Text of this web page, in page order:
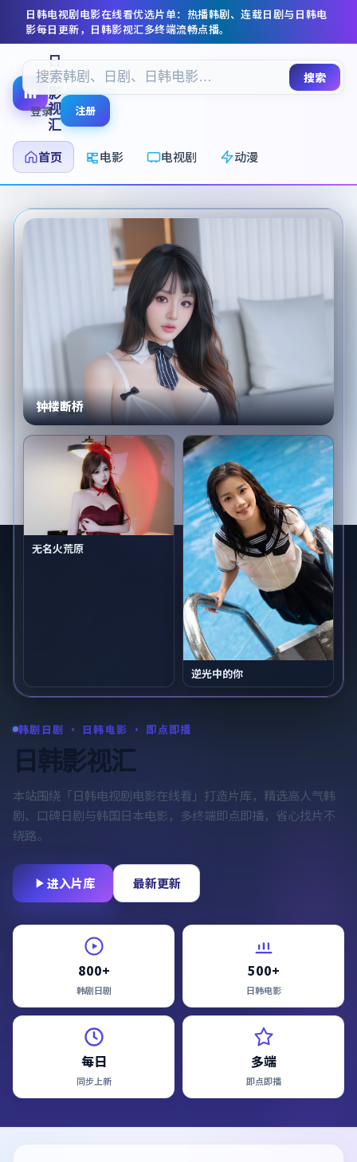
日韩电视剧电影在线看优选片单：热播韩剧、连载日剧与日韩电
影每日更新， 日韩影视汇多终端流畅点播。
日
韩
影
视
汇
首页
电影 电视剧 动漫
搜索
登录 注册
韩剧日剧 · 日韩电影 · 即点即播
日韩影视汇
本站围绕「日韩电视剧电影在线看 」打造片库，精选高人气韩
剧、口碑日剧与韩国日本电影，多终端即点即播，省心找片不
绕路。
进入片库 最新更新
800+
韩剧日剧
500+
日韩电影
每日
同步上新
多端
即点即播
钟楼断桥
无名火荒原
逆光中的你